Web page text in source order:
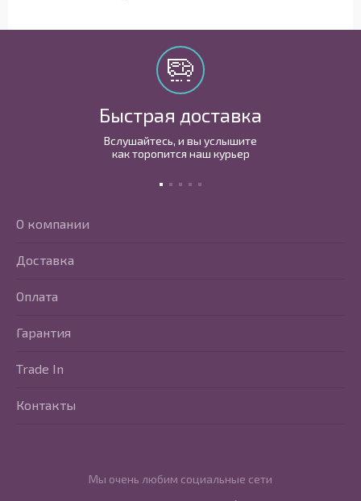
Быстрая доставка
Вслушайтесь, и вы услышите
как торопится наш курьер
Мы очень любим социальные сети
О компании
Доставка
Оплата
Гарантия
Trade In
Контакты